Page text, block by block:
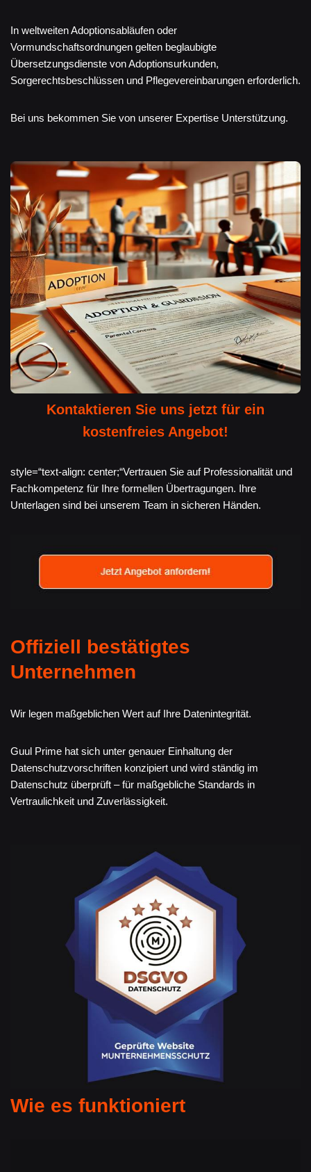
In weltweiten Adoptionsabläufen oder
Vormundschaftsordnungen gelten beglaubigte
Übersetzungsdienste von Adoptionsurkunden,
Sorgerechtsbeschlüssen und Pflegevereinbarungen erforderlich.
Bei uns bekommen Sie von unserer Expertise Unterstützung.
Kontaktieren Sie uns jetzt für ein
kostenfreies Angebot!
style=“text-align: center;“Vertrauen Sie auf Professionalität und
Fachkompetenz für Ihre formellen Übertragungen. Ihre
Unterlagen sind bei unserem Team in sicheren Händen.
Offiziell bestätigtes
Unternehmen
Wir legen maßgeblichen Wert auf Ihre Datenintegrität.
Guul Prime hat sich unter genauer Einhaltung der
Datenschutzvorschriften konzipiert und wird ständig im
Datenschutz überprüft – für maßgebliche Standards in
Vertraulichkeit und Zuverlässigkeit.
Wie es funktioniert